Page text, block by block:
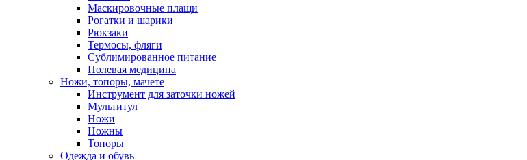
Маскировочные плащи
Рогатки и шарики
Рюкзаки
Термосы, фляги
Сублимированное питание
Полевая медицина
Ножи, топоры, мачете
Инструмент для заточки ножей
Мультитул
Ножи
Ножны
Топоры
Одежда и обувь